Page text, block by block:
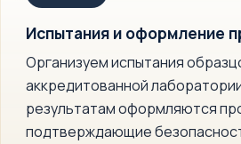
Испытания и оформление
Организуем испытания
аккредитованной
результатам оформляются
подтверждающие